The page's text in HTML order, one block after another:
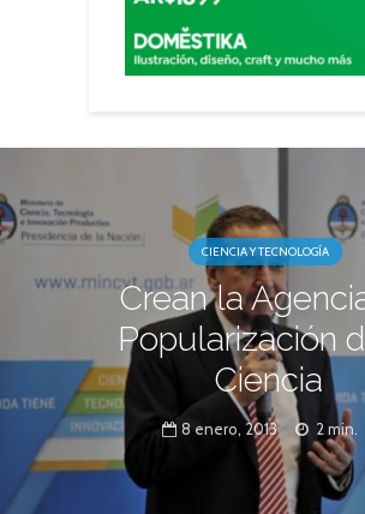
CIENCIA Y TECNOLOGÍA
Crean la
Popularización
Ciencia
8 enero, 2013 2 min.